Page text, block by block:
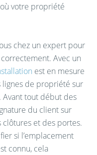
votre propriété
chez un expert pour
Avec un
est en mesure
de propriété sur
tout début des
du client sur
clôtures et des portes.
si l’emplacement
connu, cela